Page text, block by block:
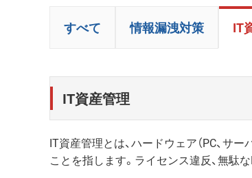
すべて 情報漏洩対策 IT
IT資産管理
IT資産管理とは、ハードウェア（PC、サ
ことを指します。ライセンス違反、無駄